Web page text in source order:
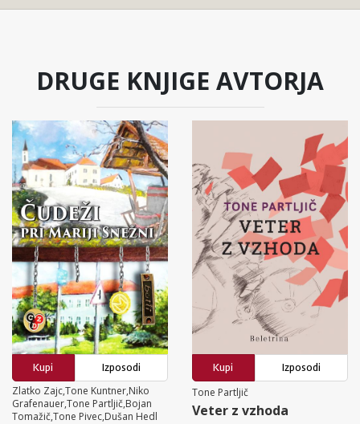
DRUGE KNJIGE AVTORJA
Kupi
Izposodi
Zlatko Zajc,Tone Kuntner,Niko
Grafenauer,Tone Partljič,Bojan
Tomažič,Tone Pivec,Dušan Hedl
Kupi
Izposodi
Tone Partljič
Veter z vzhoda